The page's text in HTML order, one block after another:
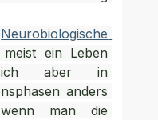
Neurobiologische
ein Leben
aber in
anders
man die